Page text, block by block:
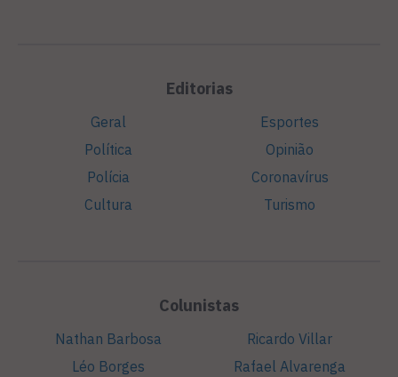
Editorias
Geral
Política
Polícia
Cultura
Esportes
Opinião
Coronavírus
Turismo
Colunistas
Nathan Barbosa
Léo Borges
Ricardo Villar
Rafael Alvarenga